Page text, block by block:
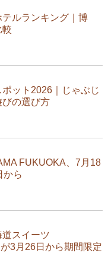
ルランキング｜博
較
ット2026｜じゃぶじ
びの選び方
FUKUOKA、7月18
から
スイーツ
3月26日から期間限定